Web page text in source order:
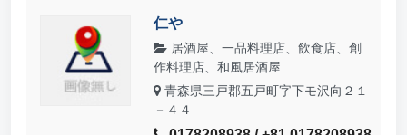
仁や
居酒屋、一品料理店、飲食店、創
作料理店、和風居酒屋
青森県三戸郡五戸町字下モ沢向２１
－４４